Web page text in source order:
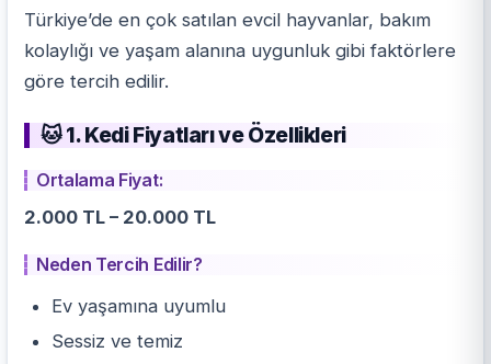
Türkiye’de en çok satılan evcil hayvanlar, bakım
kolaylığı ve yaşam alanına uygunluk gibi faktörlere
göre tercih edilir.
🐱 1. Kedi Fiyatları ve Özellikleri
Ortalama Fiyat:
2.000 TL – 20.000 TL
Neden Tercih Edilir?
Ev yaşamına uyumlu
Sessiz ve temiz